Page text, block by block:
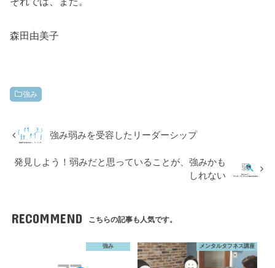
森田由美子
強み
強み弱みを受容したリーダーシップ
発見しよう！弱みだと思っていることが、強みかも
しれない
RECOMMEND こちらの記事も人気です。
強み メンタルタフネス講座